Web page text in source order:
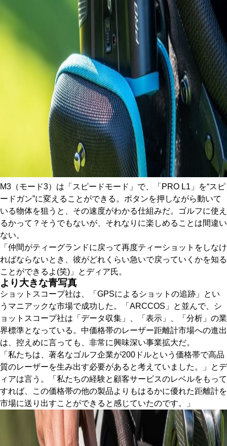
M3（モード3）は「スピードモード」で、「PRO L1」を“スピ
ードガン”に変えることができる。ボタンを押しながら動いて
いる物体を狙うと、その速度がわかる仕組みだ。ゴルフに使え
るかって？そうでもないが、それなりに楽しめることは間違い
ない。
「仲間がティーグランドに戻って再度ティーショットをしなけ
ればならないとき、彼がどれくらい急いで戻っていくかを知る
ことができるよ(笑)」とディア氏。
より大きな青写真
ショットスコープ社は、「GPSによるショットの追跡」とい
うマニアックな市場で成功した。「ARCCOS」と並んで、シ
ョットスコープ社は「データ収集」、「表示」、「分析」の業
界標準となっている。中価格帯のレーザー距離計市場への進出
は、控えめに言っても、非常に興味深い事業拡大だ。
「私たちは、著名なゴルフ企業が200ドルという価格帯で高品
質のレーザーを生み出す必要があると考えていました。」とデ
ィアは言う。「私たちの経験と顧客サービスのレベルをもって
すれば、この価格帯の他の製品よりもはるかに優れた距離計を
市場に送り出すことができると感じていたのです。」